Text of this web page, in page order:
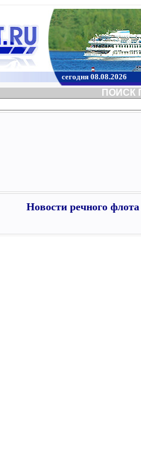
сегодня 08.08.2026
ПОИСК
Новости речного